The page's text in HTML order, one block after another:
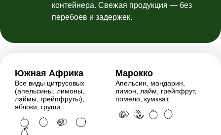
контейнера. Свежая продукция — без
перебоев и задержек.
Южная Африка
Все виды цитрусовых
(апельсины, лимоны,
лаймы, грейпфруты),
яблоки, груши
Марокко
Апельсин, мандарин,
лимон, лайм, грейпфрут,
помело, кумкват.